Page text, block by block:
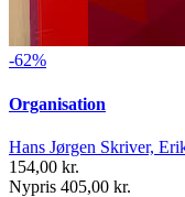
-62%
Organisation
Hans Jørgen Skriver,
154,00 kr.
Nypris 405,00 kr.